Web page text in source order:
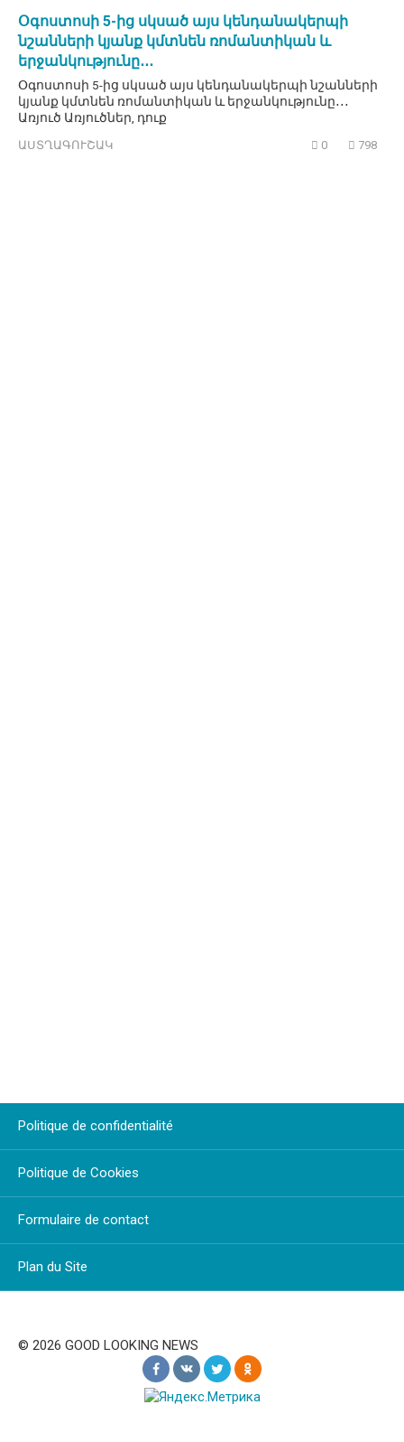
Օգոստոսի 5-ից սկսած այս կենդանակերպի
նշանների կյանք կմտնեն ռոմանտիկան և
երջանկությունը․․․
Օգոստոսի 5-ից սկսած այս կենդանակերպի նշանների
կյանք կմտնեն ռոմանտիկան և երջանկությունը․․․
Առյուծ Առյուծներ, դուք
ԱՍՏՂԱԳՈՒՇԱԿ 0 798
Politique de confidentialité
Politique de Cookies
Formulaire de contact
Plan du Site
© 2026 GOOD LOOKING NEWS